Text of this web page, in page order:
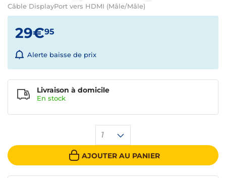
Câble DisplayPort vers HDMI (Mâle/Mâle)
29€95
Alerte baisse de prix
1
AJOUTER AU PANIER
Livraison à domicile
En stock